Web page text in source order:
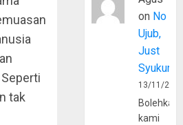
tak
on No
Ujub,
Just
Syukur
13/11/
Bolehkah
kami